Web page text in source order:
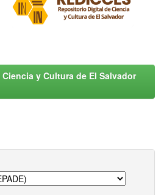
y Cultura de El Salvador